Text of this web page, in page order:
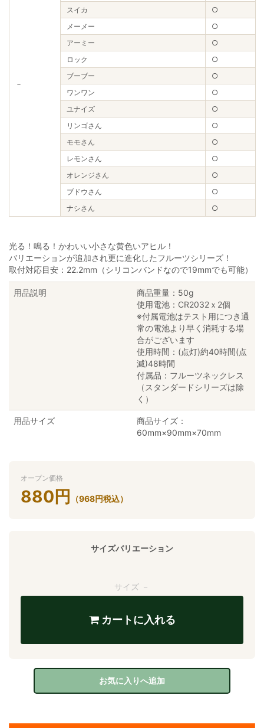
－
スイカ
○
メーメー
○
アーミー
○
ロック
○
ブーブー
○
ワンワン
○
ユナイズ
○
リンゴさん
○
モモさん
○
レモンさん
○
オレンジさん
○
ブドウさん
○
ナシさん
○
光る！鳴る！かわいい小さな黄色いアヒル！
バリエーションが追加され更に進化したフルーツシリーズ！
取付対応目安：22.2mm（シリコンバンドなので19mmでも可能）
用品説明
商品重量：50g
使用電池：CR2032ｘ2個
※付属電池はテスト用につき通
常の電池より早く消耗する場
合がございます
使用時間：(点灯)約40時間(点
滅)48時間
付属品：フルーツネックレス
（スタンダードシリーズは除
く）
用品サイズ
商品サイズ：
60mm×90mm×70mm
オープン価格
880 円 （968円税込）
サイズバリエーション
サイズ －
カートに入れる
お気に入りへ追加